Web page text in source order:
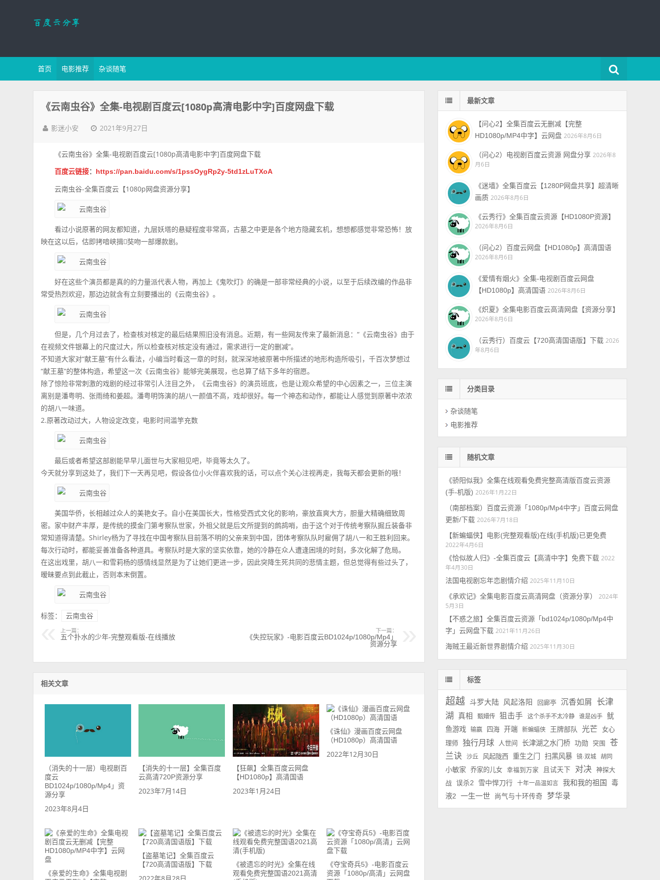
首页 电影推荐 杂谈随笔
《云南虫谷》全集-电视剧百度云[1080p高清电影中字]百度网盘下载
影迷小安 2021年9月27日
《云南虫谷》全集-电视剧百度云[1080p高清电影中字]百度网盘下载
百度云链接： https://pan.baidu.com/s/1pssOygRp2y-5td1zLuTXoA
云南虫谷-全集百度云【1080p网盘资源分享】
看过小说原著的网友都知道，九层妖塔的悬疑程度非常高，古墓之中更是各个地方隐藏玄机，想想都感觉非常恐怖！放
映在这以后，估即拷喑峡揖奘吻一部爆款剧。
好在这些个演员都是真的的力量派代表人物，再加上《鬼吹灯》的确是一部非常经典的小说，以至于后续改编的作品非
常受热烈欢迎，那边边就含有立刻要播出的《云南虫谷》。
但是，几个月过去了，检查核对核定的最后结果照旧没有消息。近期，有一些网友传来了最新消息：“《云南虫谷》由于
在视频文件银幕上的尺度过大，所以检查核对核定没有通过，需求进行一定的删减”。
不知道大家对“献王墓”有什么看法，小编当时看这一章的时刻，就深深地被原著中所描述的地形构造所吸引，千百次梦想过
“献王墓”的整体构造，希望这一次《云南虫谷》能够完美展现，也总算了结下多年的宿愿。
除了惊险非常刺激的戏剧的经过非常引人注目之外，《云南虫谷》的演员班底，也是让观众希望的中心因素之一，三位主演
离别是潘粤明、张雨绮和姜超。潘粤明饰演的胡八一颜值不高，戏却很好。每一个神态和动作，都能让人感觉到原著中浓浓
的胡八一味道。
2.原著改动过大，人物设定改变，电影时间滥竽充数
最后或者希望这部剧能早早儿面世与大家相见吧，毕竟等太久了。
今天就分享到这处了，我们下一天再见吧，假设各位小火伴喜欢我的话，可以点个关心注视再走，我每天都会更新的哦！
美国华侨，长相越过众人的美艳女子。自小在美国长大，性格受西式文化的影响，豪放直爽大方，胆量大精确细致周
密。家中财产丰厚，是传统的摸金门第考察队世家，外祖父就是后文所提到的鹧鸪哨，由于这个对于传统考察队掘丘装备非
常知道得清楚。Shirley杨为了寻找在中国考察队目前落不明的父亲来到中国，团体考察队队时雇佣了胡八一和王胜利回来。
每次行动时，都能妥善准备各种道具。考察队时是大家的坚实依靠，她的冷静在众人遭逢困境的时刻，多次化解了危局。
在这出戏里，胡八一和雪莉杨的感情线显然是为了让她们更进一步，因此突降生死共同的悲情主题，但总觉得有些过头了，
暧昧要点到此截止，否则本末倒置。
标签： 云南虫谷
上一篇：
五个扑水的少年-完整观看版-在线播放
下一篇：
《失控玩家》-电影百度云BD1024p/1080p/Mp4」
资源分享
相关文章
（消失的十一层）电视剧百
度云
BD1024p/1080p/Mp4」资
源分享
2023年8月4日
【消失的十一层】全集百度
云高清720P资源分享
2023年7月14日
【狂飙】全集百度云网盘
【HD1080p】高清国语
2023年1月24日
《诛仙》漫画百度云网盘
（HD1080p）高清国语
2022年12月30日
《亲爱的生命》全集电视剧
【盗墓笔记】全集百度云
【720高清国语版】下载
《被遗忘的时光》全集在线
观看免费完整国语2021高清
《夺宝奇兵5》-电影百度云
资源「1080p/高清」云网盘
最新文章
【问心2】全集百度云无删减【完整
HD1080p/MP4中字】云网盘 2026年8月6日
（问心2）电视剧百度云资源 网盘分享 2026年8
月6日
《迷墙》全集百度云【1280P网盘共享】超清晰
画质 2026年8月6日
《云秀行》全集百度云资源【HD1080P资源】
2026年8月6日
（问心2）百度云网盘【HD1080p】高清国语
2026年8月6日
《爱情有烟火》全集-电视剧百度云网盘
【HD1080p】高清国语 2026年8月6日
《炽夏》全集电影百度云高清网盘【资源分享】
2026年8月6日
（云秀行）百度云【720高清国语版】下载 2026
年8月6日
分类目录
杂谈随笔
电影推荐
随机文章
《骄阳似我》全集在线观看免费完整高清版百度云资源
(手-机版) 2026年1月22日
（南部档案）百度云资源「1080p/Mp4中字」百度云网盘
更新/下载 2026年7月18日
【新蝙蝠侠】电影(完整观看版)在线(手机版)已更免费
2022年4月6日
《恰似故人归》-全集百度云【高清中字】免费下载 2022
年4月30日
法国电视剧忘年恋剧情介绍 2025年11月10日
《承欢记》全集电影百度云高清网盘（资源分享）
2024年
5月3日
【不惑之旅】全集百度云资源「bd1024p/1080p/Mp4中
字」云网盘下载 2021年11月26日
海贼王最近新世界剧情介绍 2025年11月30日
标签
超越 斗罗大陆 风起洛阳 回廊亭 沉香如屑
长津
湖
真相 甄嬛传 狙击手 这个杀手不太冷静 谁是凶手
鱿
鱼游戏
输赢 四海 开端 新蝙蝠侠 王牌部队 光芒
女心
理师
独行月球 人世间 长津湖之水门桥 功勋 突围
苍
兰诀
沙丘 风起陇西 重生之门 扫黑风暴 镜·双城 胡同
小敏家 乔家的儿女 幸福到万家 且试天下 对决
神探大
战
误杀2 雪中悍刀行 十年一品温如言 我和我的祖国
毒
液2
一生一世 尚气与十环传奇 梦华录